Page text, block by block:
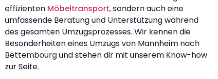
effizienten Möbeltransport, sondern auch eine
umfassende Beratung und Unterstützung während
des gesamten Umzugsprozesses. Wir kennen die
Besonderheiten eines Umzugs von Mannheim nach
Bettembourg und stehen dir mit unserem Know-how
zur Seite.